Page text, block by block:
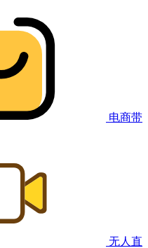
电商带
无人直